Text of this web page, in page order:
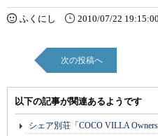
ふくにし 2010/07/22 19:15:00
次の投稿へ
以下の記事が関連あるようです
シェア別荘「COCO VILLA